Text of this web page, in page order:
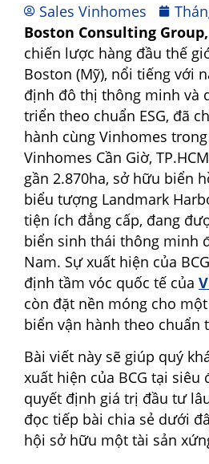
Sales Vinhomes
Boston Consulting Group,
chiến lược hàng đầu thế
Boston (Mỹ), nổi tiếng với
định đô thị thông minh và
triển theo chuẩn ESG, đã
hành cùng Vinhomes
Vinhomes Cần Giờ,
gần 2.870ha, sở hữu biển
biểu tượng Landmark
tiện ích đẳng cấp, đang
biển sinh thái thông minh
Nam. Sự xuất hiện của
định tầm vóc quốc tế của
còn đặt nền móng cho
biển vận hành theo chuẩn
Bài viết này sẽ giúp quý
xuất hiện của BCG tại siêu
quyết định giá trị đầu tư
đọc tiếp bài chia sẻ dưới
hội sở hữu một tài sản